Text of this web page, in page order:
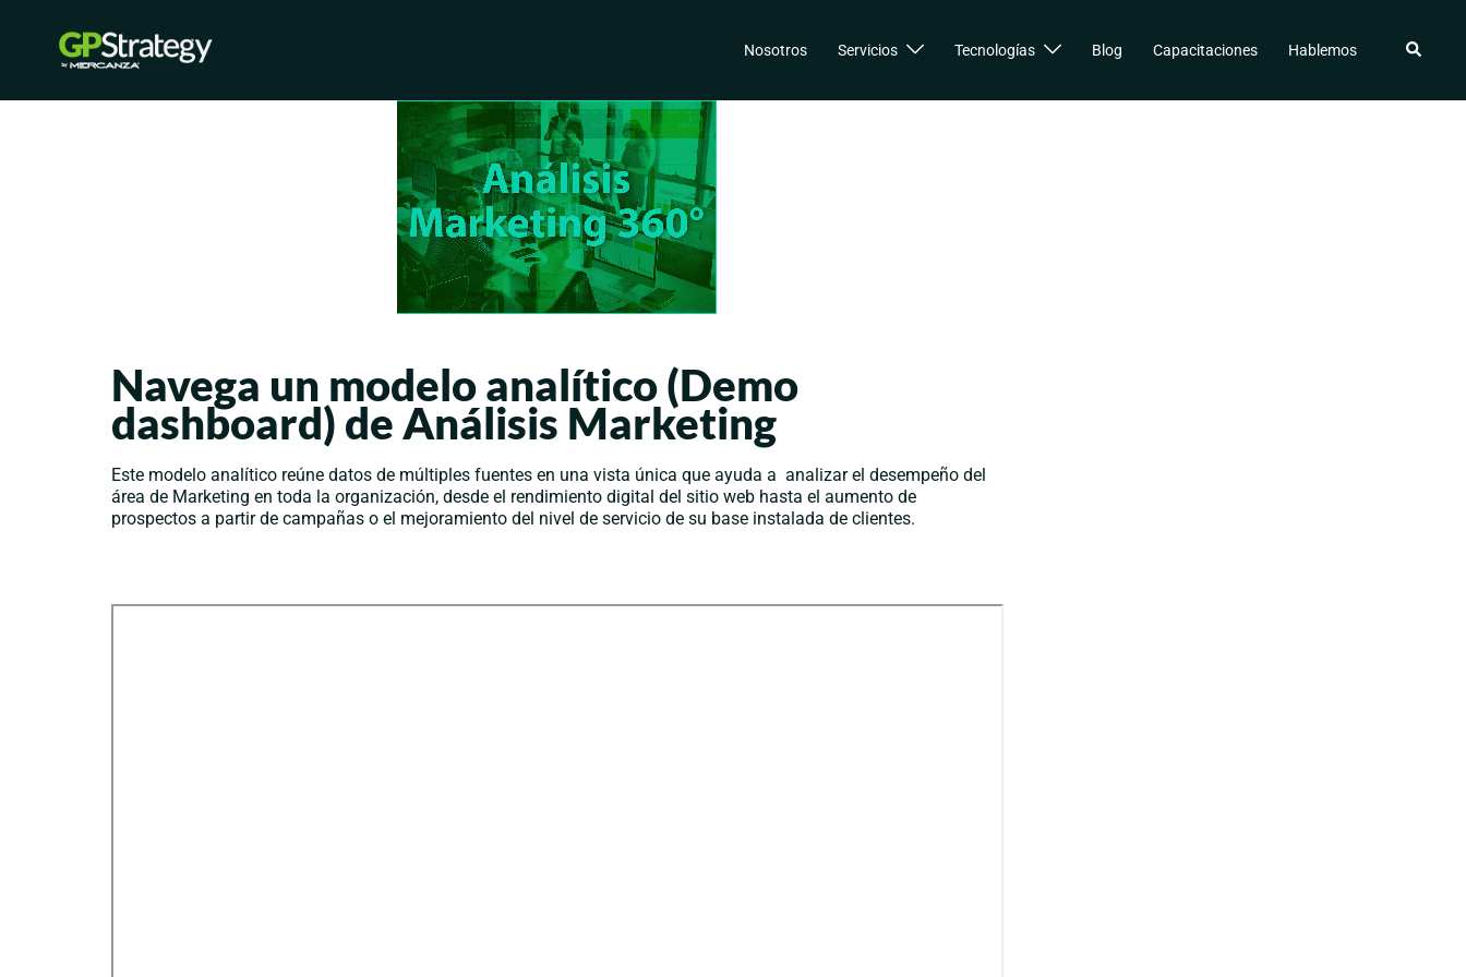
contenido
Nosotros Servicios Tecnologías Blog Capacitaciones Hablemos Buscar
Navega un modelo analítico (Demo
dashboard) de Análisis Marketing
Este modelo analítico reúne datos de múltiples fuentes en una vista única que ayuda a analizar el desempeño del
área de Marketing en toda la organización, desde el rendimiento digital del sitio web hasta el aumento de
prospectos a partir de campañas o el mejoramiento del nivel de servicio de su base instalada de clientes.